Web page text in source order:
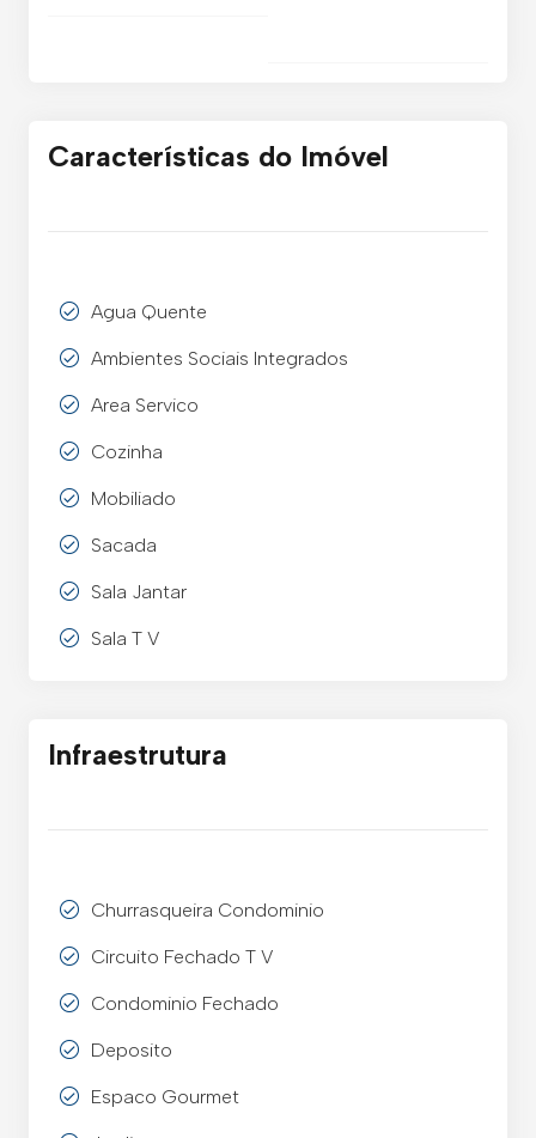
Características do Imóvel
Agua Quente
Ambientes Sociais Integrados
Area Servico
Cozinha
Mobiliado
Sacada
Sala Jantar
Sala T V
Infraestrutura
Churrasqueira Condominio
Circuito Fechado T V
Condominio Fechado
Deposito
Espaco Gourmet